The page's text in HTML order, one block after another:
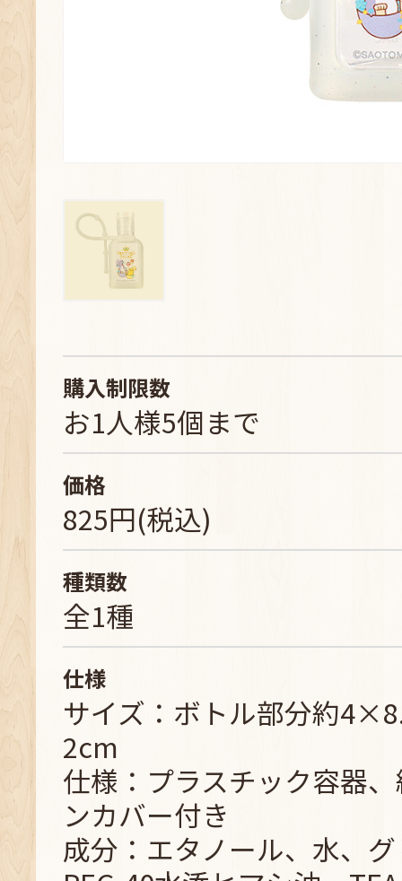
購入制限数
お1人様5個まで
価格
825円(税込)
種類数
全1種
仕様
サイズ：ボトル部分約
2cm
仕様：プラスチック容器
ンカバー付き
成分：エタノール、水、